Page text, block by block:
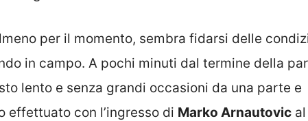
per il momento, sembra fidarsi delle
in campo. A pochi minuti dal termine della
lento e senza grandi occasioni da una parte e
effettuato con l’ingresso di Marko Arnautovic al